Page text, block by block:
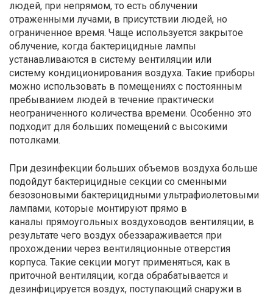
людей, при непрямом, то есть облучении
отраженными лучами, в присутствии людей, но
ограниченное время. Чаще используется закрытое
облучение, когда бактерицидные лампы
устанавливаются в систему вентиляции или
систему кондиционирования воздуха. Такие приборы
можно использовать в помещениях с постоянным
пребыванием людей в течение практически
неограниченного количества времени. Особенно это
подходит для больших помещений с высокими
потолками.
При дезинфекции больших объемов воздуха больше
подойдут бактерицидные секции со сменными
безозоновыми бактерицидными ультрафиолетовыми
лампами, которые монтируют прямо в
каналы прямоугольных воздуховодов вентиляции, в
результате чего воздух обеззараживается при
прохождении через вентиляционные отверстия
корпуса. Такие секции могут применяться, как в
приточной вентиляции, когда обрабатывается и
дезинфицируется воздух, поступающий снаружи в